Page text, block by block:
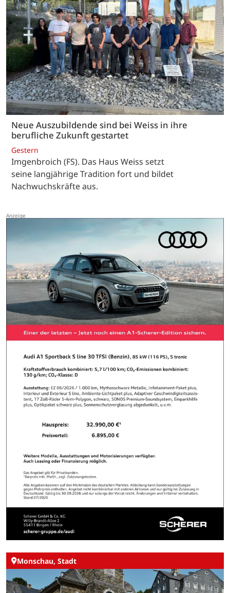
Neue Auszubildende sind bei Weiss in ihre
berufliche Zukunft gestartet
Gestern
Imgenbroich (FS). Das Haus Weiss setzt
seine langjährige Tradition fort und bildet
Nachwuchskräfte aus.
Monschau, Stadt